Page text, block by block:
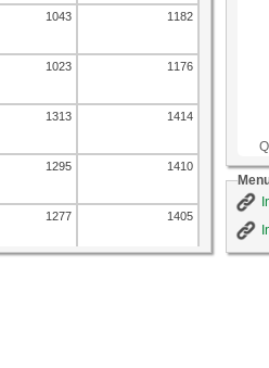
1043 1182
1023 1176
1313 1414
1295 1410
1277 1405